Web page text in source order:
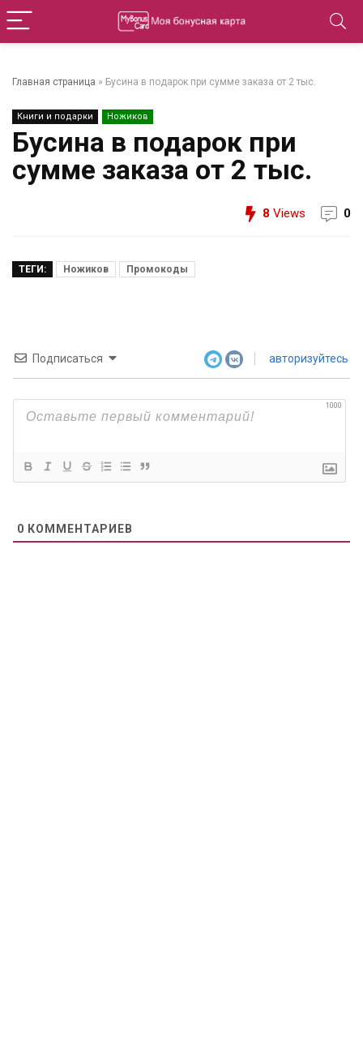
Главная страница » Бусина в подарок при сумме заказа от 2 тыс.
Книги и подарки Ножиков
Бусина в подарок при
сумме заказа от 2 тыс.
8 Views 0
ТЕГИ: Ножиков Промокоды
Подписаться авторизуйтесь
1000
0 КОММЕНТАРИЕВ